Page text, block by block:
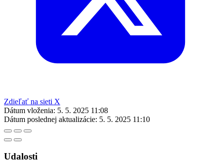
Zdieľať na sieti X
Dátum vloženia: 5. 5. 2025 11:08
Dátum poslednej aktualizácie: 5. 5. 2025 11:10
Udalosti